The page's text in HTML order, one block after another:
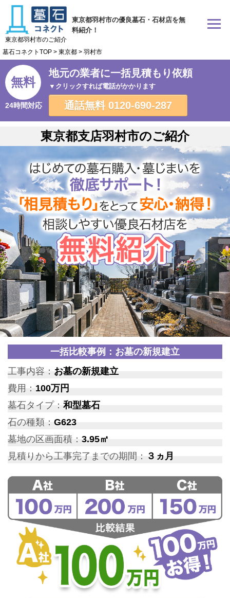
東京都羽村市の優良墓石・石材店を無
料紹介！
東京都羽村市のご紹介
墓石コネクトTOP > 東京都 > 羽村市
無料
24時間対応
地元の業者に一括見積もり依頼
▼クリックすれば電話がかかります
通話無料 0120-690-287
東京都支店羽村市のご紹介
一括比較事例：お墓の新規建立
工事内容： お墓の新規建立
費用： 100万円
墓石タイプ：和型墓石
石の種類： G623
墓地の区画面積： 3.95㎡
見積りから工事完了までの期間： ３ヵ月